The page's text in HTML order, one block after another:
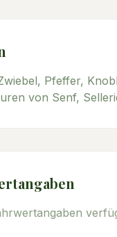
Pfeffer,
von Senf,